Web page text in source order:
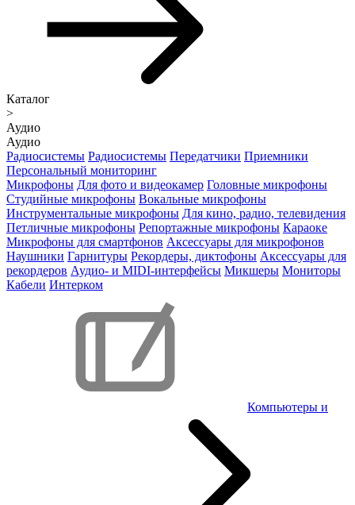
Каталог
>
Аудио
Аудио
Радиосистемы Радиосистемы Передатчики Приемники
Персональный мониторинг
Микрофоны Для фото и видеокамер Головные микрофоны
Студийные микрофоны Вокальные микрофоны
Инструментальные микрофоны Для кино, радио, телевидения
Петличные микрофоны Репортажные микрофоны Караоке
Микрофоны для смартфонов Аксессуары для микрофонов
Наушники Гарнитуры Рекордеры, диктофоны Аксессуары для
рекордеров Аудио- и MIDI-интерфейсы Микшеры Мониторы
Кабели Интерком
Компьютеры и